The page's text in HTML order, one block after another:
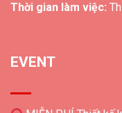
Thời gian làm việc:
EVENT